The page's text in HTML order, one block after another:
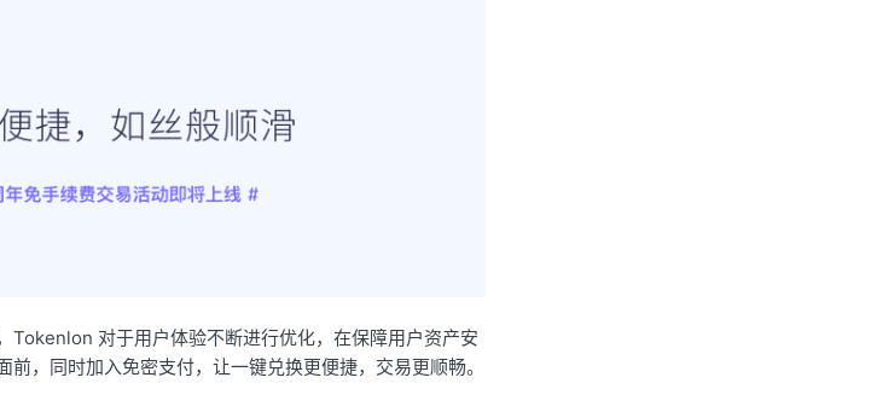
Tokenlon 对于用户体验不断进行优化，在保障用户资产安
，同时加入免密支付，让一键兑换更便捷，交易更顺畅。